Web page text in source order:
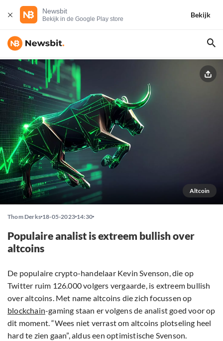
Newsbit
Bekijk in de Google Play store
Bekijk
Altcoin
Thom Derks 18-05-2023 14:30
Populaire analist is extreem bullish over
altcoins
De populaire crypto-handelaar Kevin Svenson, die op
Twitter ruim 126.000 volgers vergaarde, is extreem bullish
over altcoins. Met name altcoins die zich focussen op
blockchain-gaming staan er volgens de analist goed voor op
dit moment. “Wees niet verrast om altcoins plotseling heel
hard te zien gaan”, aldus een optimistische Svenson.